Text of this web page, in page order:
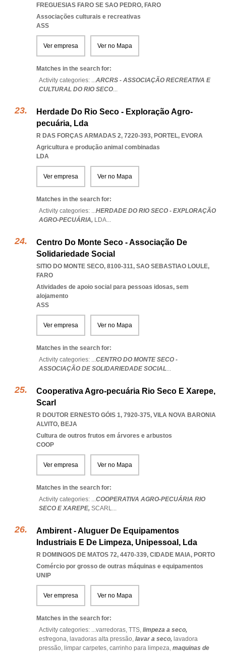
FREGUESIAS FARO SE SAO PEDRO, FARO
Associações culturais e recreativas
ASS
Ver empresa Ver no Mapa
Matches in the search for:
Activity categories: ...ARCRS - ASSOCIAÇÃO RECREATIVA E
CULTURAL DO RIO SECO...
Herdade Do Rio Seco - Exploração Agro-
pecuária, Lda
R DAS FORÇAS ARMADAS 2, 7220-393, PORTEL, EVORA
Agricultura e produção animal combinadas
LDA
Ver empresa Ver no Mapa
Matches in the search for:
Activity categories: ...HERDADE DO RIO SECO - EXPLORAÇÃO
AGRO-PECUÁRIA, LDA...
Centro Do Monte Seco - Associação De
Solidariedade Social
SITIO DO MONTE SECO, 8100-311, SAO SEBASTIAO LOULE,
FARO
Atividades de apoio social para pessoas idosas, sem
alojamento
ASS
Ver empresa Ver no Mapa
Matches in the search for:
Activity categories: ...CENTRO DO MONTE SECO -
ASSOCIAÇÃO DE SOLIDARIEDADE SOCIAL...
Cooperativa Agro-pecuária Rio Seco E Xarepe,
Scarl
R DOUTOR ERNESTO GÓIS 1, 7920-375, VILA NOVA BARONIA
ALVITO, BEJA
Cultura de outros frutos em árvores e arbustos
COOP
Ver empresa Ver no Mapa
Matches in the search for:
Activity categories: ...COOPERATIVA AGRO-PECUÁRIA RIO
SECO E XAREPE, SCARL...
Ambirent - Aluguer De Equipamentos
Industriais E De Limpeza, Unipessoal, Lda
R DOMINGOS DE MATOS 72, 4470-339, CIDADE MAIA, PORTO
Comércio por grosso de outras máquinas e equipamentos
UNIP
Ver empresa Ver no Mapa
Matches in the search for:
Activity categories: ...varredoras, TTS, limpeza a seco,
esfregona, lavadoras alta pressão, lavar a seco, lavadora
pressão, limpar carpetes, carrinho para limpeza, maquinas de